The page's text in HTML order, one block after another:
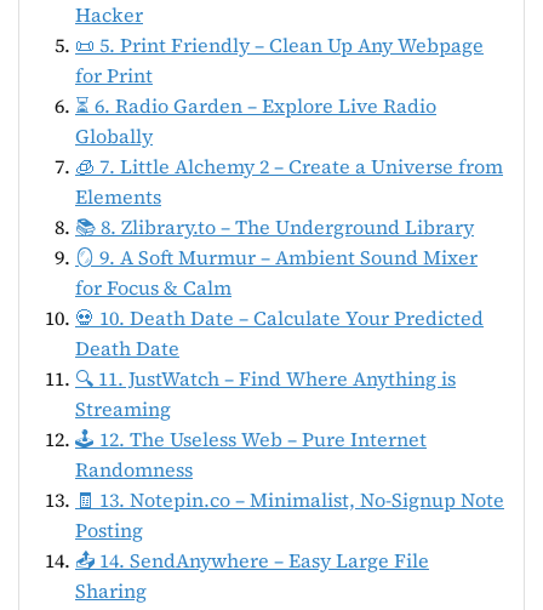
Hacker
📜 5. Print Friendly – Clean Up Any Webpage
for Print
⏳ 6. Radio Garden – Explore Live Radio
Globally
🧊 7. Little Alchemy 2 – Create a Universe from
Elements
📚 8. Zlibrary.to – The Underground Library
🪞 9. A Soft Murmur – Ambient Sound Mixer
for Focus & Calm
💀 10. Death Date – Calculate Your Predicted
Death Date
🔍 11. JustWatch – Find Where Anything is
Streaming
🕹️ 12. The Useless Web – Pure Internet
Randomness
🧾 13. Notepin.co – Minimalist, No-Signup Note
Posting
📤 14. SendAnywhere – Easy Large File
Sharing